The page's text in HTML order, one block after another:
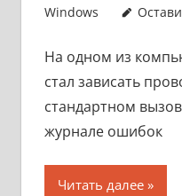
Windows
На одном из
стал зависать
стандартном
журнале ошибок
Читать далее